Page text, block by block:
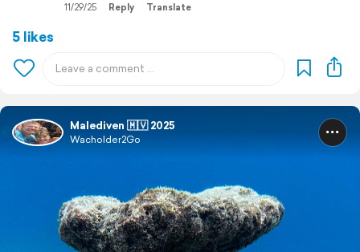
11/29/25 Reply Translate
5 likes
Malediven 🇲🇻 2025
Wacholder2Go